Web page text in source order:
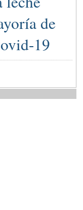
de
19